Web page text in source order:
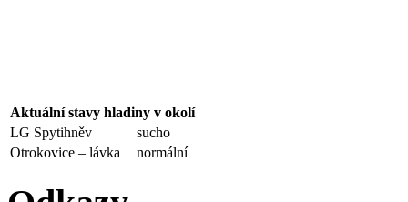
Aktuální stavy hladiny v okolí
LG Spytihněv
sucho
Otrokovice – lávka
normální